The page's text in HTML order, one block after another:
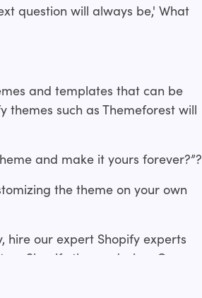
question will always be,' What
and templates that can be
themes such as Themeforest will
and make it yours forever?”?
the theme on your own
hire our expert Shopify experts
Shopify theme design. Our
tweaks to an existing